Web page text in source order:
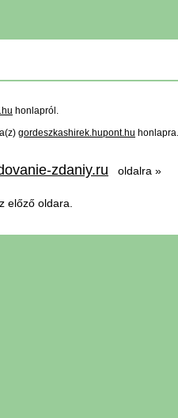
honlapról.
gordeszkashirek.hupont.hu honlapra.
zdaniy.ru oldalra »
előző oldara.